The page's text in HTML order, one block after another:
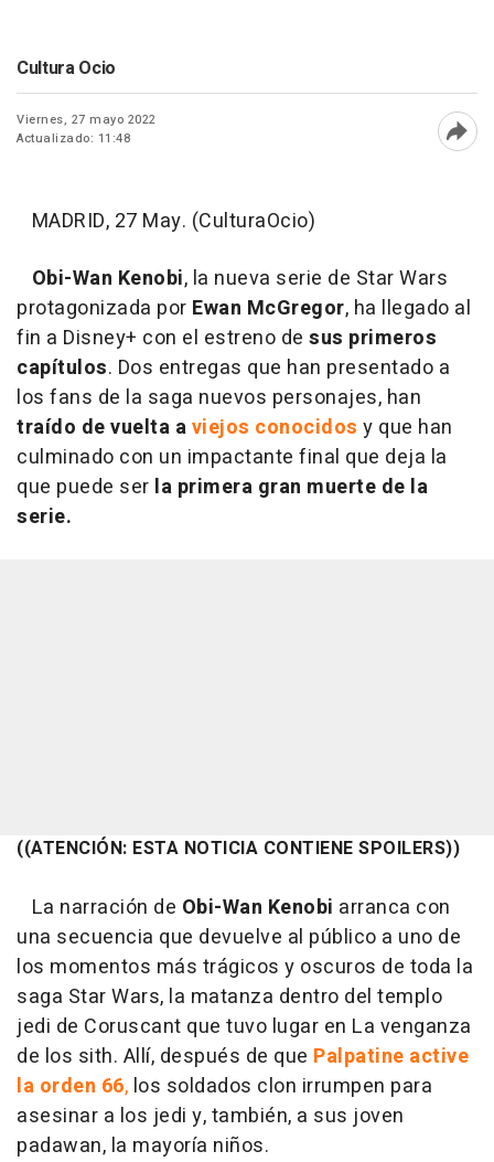
Cultura Ocio
Viernes, 27 mayo 2022
Actualizado: 11:48
MADRID, 27 May. (CulturaOcio)
Obi-Wan Kenobi, la nueva serie de Star Wars
protagonizada por Ewan McGregor, ha llegado al
fin a Disney+ con el estreno de sus primeros
capítulos. Dos entregas que han presentado a
los fans de la saga nuevos personajes, han
traído de vuelta aviejos conocidos y que han
culminado con un impactante final que deja la
que puede ser la primera gran muerte de la
serie.
((ATENCIÓN: ESTA NOTICIA CONTIENE SPOILERS))
La narración de Obi-Wan Kenobi arranca con
una secuencia que devuelve al público a uno de
los momentos más trágicos y oscuros de toda la
saga Star Wars, la matanza dentro del templo
jedi de Coruscant que tuvo lugar en La venganza
de los sith. Allí, después de que Palpatine active
la orden 66, los soldados clon irrumpen para
asesinar a los jedi y, también, a sus joven
padawan, la mayoría niños.